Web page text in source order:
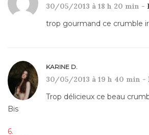
30/05/2013 à 18 h 20 min -
trop gourmand ce crumble
KARINE D.
30/05/2013 à 19 h 40 min -
Trop délicieux ce beau
Bis